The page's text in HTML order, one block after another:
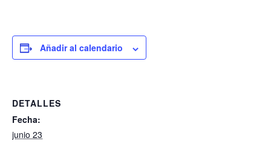
Añadir al calendario
DETALLES
Fecha:
junio 23